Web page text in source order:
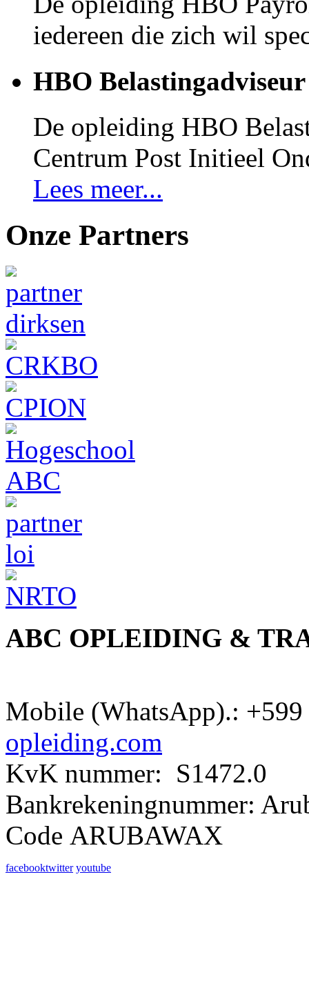
iedereen die zich wil
HBO Belastingadviseur
De opleiding HBO
Centrum Post Initieel
Lees meer...
Onze Partners
ABC OPLEIDING &
Mobile (WhatsApp).:
opleiding.com
KvK nummer: S1472.0
Bankrekeningnummer:
Code ARUBAWAX
facebooktwitter youtube